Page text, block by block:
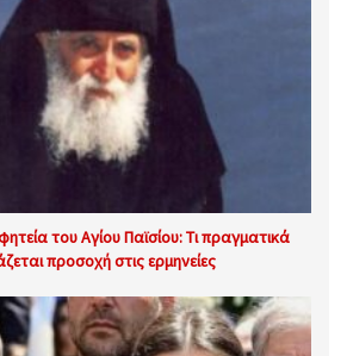
του Αγίου Παϊσίου: Τι πραγματικά
προσοχή στις ερμηνείες